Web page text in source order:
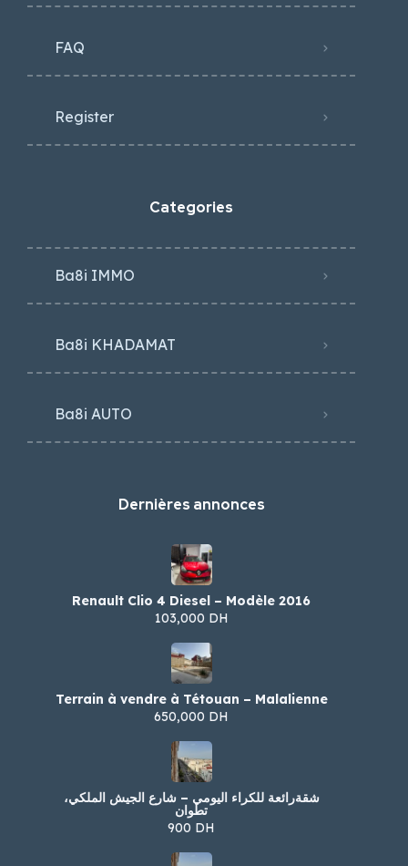
FAQ
Register
Categories
Ba8i IMMO
Ba8i KHADAMAT
Ba8i AUTO
Dernières annonces
Renault Clio 4 Diesel – Modèle 2016
103,000 DH
Terrain à vendre à Tétouan – Malalienne
650,000 DH
شقةرائعة للكراء اليومي – شارع الجيش الملكي،
تطوان
900 DH